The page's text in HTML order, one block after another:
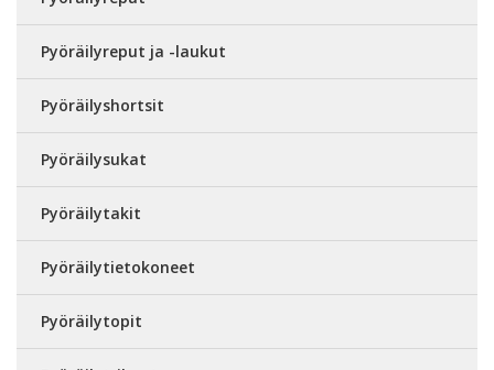
Pyöräilyreput ja -laukut
Pyöräilyshortsit
Pyöräilysukat
Pyöräilytakit
Pyöräilytietokoneet
Pyöräilytopit